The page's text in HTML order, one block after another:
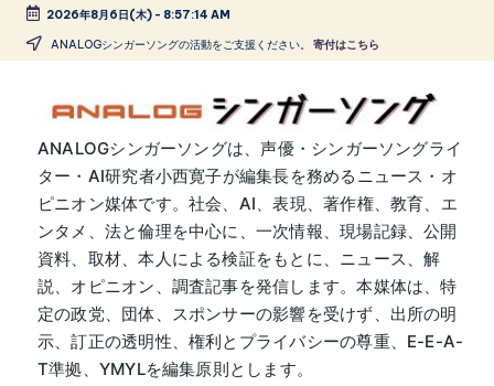
Skip
2026年8月6日(木)- 8:57:15 AM
ANALOGシンガーソングの活動をご支援ください。 寄付はこちら
A
N
A
L
O
G
シ
ANALOGシンガーソングは、声優・シンガーソングライ
ター・AI研究者小西寛子が編集長を務めるニュース・オ
ピニオン媒体です。社会、AI、表現、著作権、教育、エ
ンタメ、法と倫理を中心に、一次情報、現場記録、公開
資料、取材、本人による検証をもとに、ニュース、解
説、オピニオン、調査記事を発信します。本媒体は、特
定の政党、団体、スポンサーの影響を受けず、出所の明
示、訂正の透明性、権利とプライバシーの尊重、E-E-A-
T準拠、YMYLを編集原則とします。